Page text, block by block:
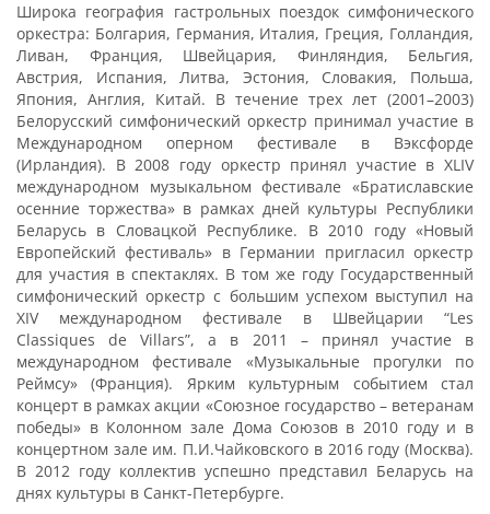
Широка география гастрольных поездок симфонического
оркестра: Болгария, Германия, Италия, Греция, Голландия,
Ливан, Франция, Швейцария, Финляндия, Бельгия,
Австрия, Испания, Литва, Эстония, Словакия, Польша,
Япония, Англия, Китай. В течение трех лет (2001–2003)
Белорусский симфонический оркестр принимал участие в
Международном оперном фестивале в Вэксфорде
(Ирландия). В 2008 году оркестр принял участие в XLIV
международном музыкальном фестивале «Братиславские
осенние торжества» в рамках дней культуры Республики
Беларусь в Словацкой Республике. В 2010 году «Новый
Европейский фестиваль» в Германии пригласил оркестр
для участия в спектаклях. В том же году Государственный
симфонический оркестр с большим успехом выступил на
XIV международном фестивале в Швейцарии “Les
Classiques de Villars”, а в 2011 – принял участие в
международном фестивале «Музыкальные прогулки по
Реймсу» (Франция). Ярким культурным событием стал
концерт в рамках акции «Союзное государство – ветеранам
победы» в Колонном зале Дома Союзов в 2010 году и в
концертном зале им. П.И.Чайковского в 2016 году (Москва).
В 2012 году коллектив успешно представил Беларусь на
днях культуры в Санкт-Петербурге.